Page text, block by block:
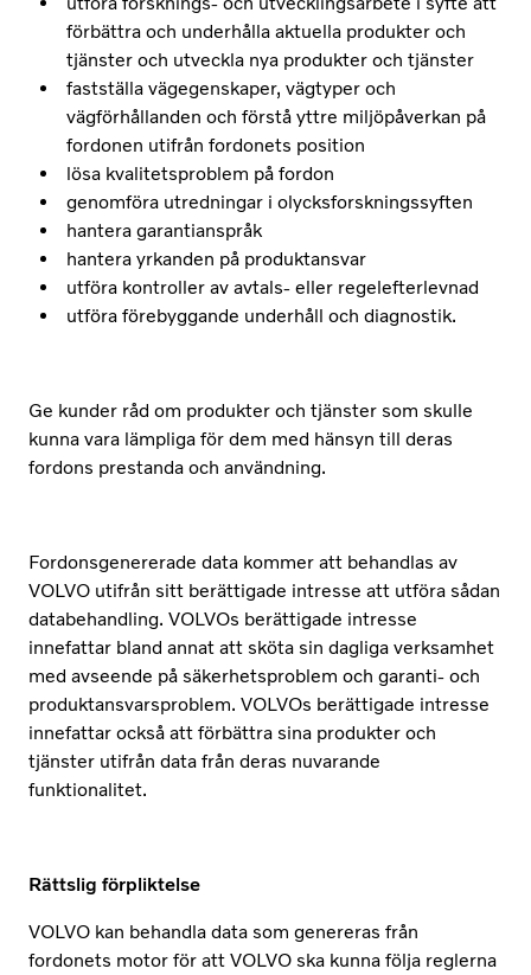
förbättra och underhålla aktuella produkter och
tjänster och utveckla nya produkter och tjänster
fastställa vägegenskaper, vägtyper och
vägförhållanden och förstå yttre miljöpåverkan på
fordonen utifrån fordonets position
lösa kvalitetsproblem på fordon
genomföra utredningar i olycksforskningssyften
hantera garantianspråk
hantera yrkanden på produktansvar
utföra kontroller av avtals- eller regelefterlevnad
utföra förebyggande underhåll och diagnostik.
Ge kunder råd om produkter och tjänster som skulle
kunna vara lämpliga för dem med hänsyn till deras
fordons prestanda och användning.
Fordonsgenererade data kommer att behandlas av
VOLVO utifrån sitt berättigade intresse att utföra sådan
databehandling. VOLVOs berättigade intresse
innefattar bland annat att sköta sin dagliga verksamhet
med avseende på säkerhetsproblem och garanti- och
produktansvarsproblem. VOLVOs berättigade intresse
innefattar också att förbättra sina produkter och
tjänster utifrån data från deras nuvarande
funktionalitet.
Rättslig förpliktelse
VOLVO kan behandla data som genereras från
fordonets motor för att VOLVO ska kunna följa reglerna